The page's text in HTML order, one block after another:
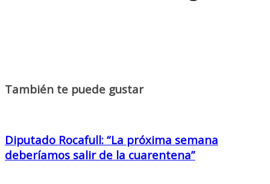
También te puede gustar
Diputado Rocafull: “La próxima semana
deberíamos salir de la cuarentena”